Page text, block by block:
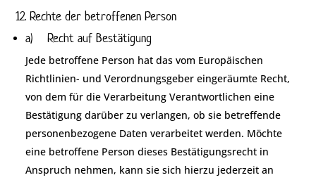
12. Rechte der betroffenen Person
a) Recht auf Bestätigung
Jede betroffene Person hat das vom Europäischen
Richtlinien- und Verordnungsgeber eingeräumte Recht,
von dem für die Verarbeitung Verantwortlichen eine
Bestätigung darüber zu verlangen, ob sie betreffende
personenbezogene Daten verarbeitet werden. Möchte
eine betroffene Person dieses Bestätigungsrecht in
Anspruch nehmen, kann sie sich hierzu jederzeit an